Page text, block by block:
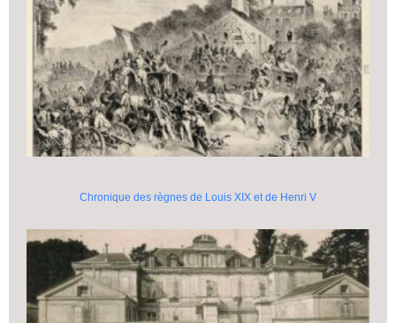
Chronique des règnes de Louis XIX et de Henri V